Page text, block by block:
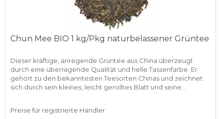
Chun Mee BIO 1 kg/Pkg naturbelassener Grüntee
Dieser kräftige, anregende Grüntee aus China überzeugt
durch eine überragende Qualität und helle Tassenfarbe. Er
gehört zu den bekanntesten Teesorten Chinas und zeichnet
sich durch sein kleines, leicht gerolltes Blatt und seine...
Preise für registrierte Händler